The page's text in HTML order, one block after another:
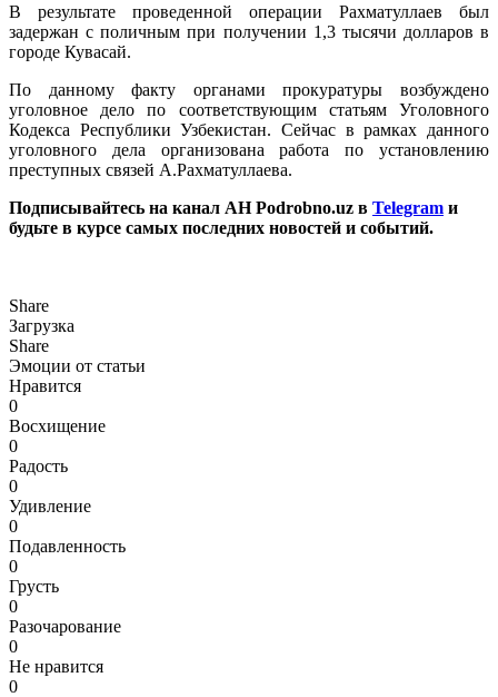
В результате проведенной операции Рахматуллаев был
задержан с поличным при получении 1,3 тысячи долларов в
городе Кувасай.
По данному факту органами прокуратуры возбуждено
уголовное дело по соответствующим статьям Уголовного
Кодекса Республики Узбекистан. Сейчас в рамках данного
уголовного дела организована работа по установлению
преступных связей А.Рахматуллаева.
Подписывайтесь на канал АН Podrobno.uz в Telegram и
будьте в курсе самых последних новостей и событий.
Share
Загрузка
Share
Эмоции от статьи
Нравится
0
Восхищение
0
Радость
0
Удивление
0
Подавленность
0
Грусть
0
Разочарование
0
Не нравится
0